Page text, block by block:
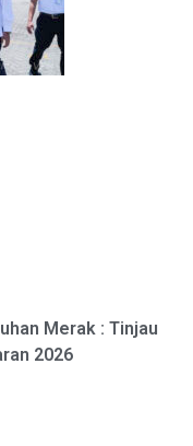
Merak : Tinjau
2026